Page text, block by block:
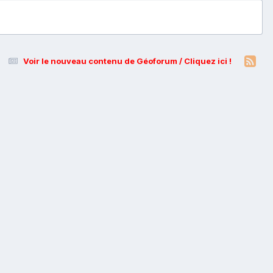
Voir le nouveau contenu de Géoforum / Cliquez ici !